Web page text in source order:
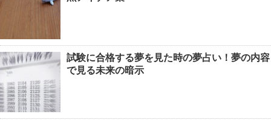
試験に合格する夢を見た時の夢占い！夢の内容
で見る未来の暗示